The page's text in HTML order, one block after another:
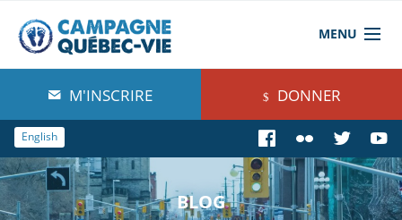
MENU
À propos de nous
Blog
Comprendre
Agir
M'INSCRIRE DONNER
English
BLOG